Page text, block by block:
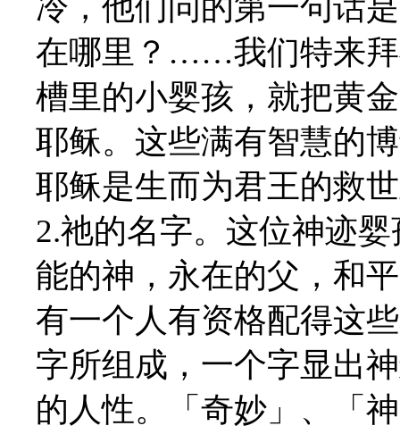
冷，他们问的第一句话
在哪里？……我们特来拜
槽里的小婴孩，就把黄
耶稣。这些满有智慧的
耶稣是生而为君王的救
2.祂的名字。这位神迹
能的神，永在的父，和
有一个人有资格配得这
字所组成，一个字显出
的人性。「奇妙」、「